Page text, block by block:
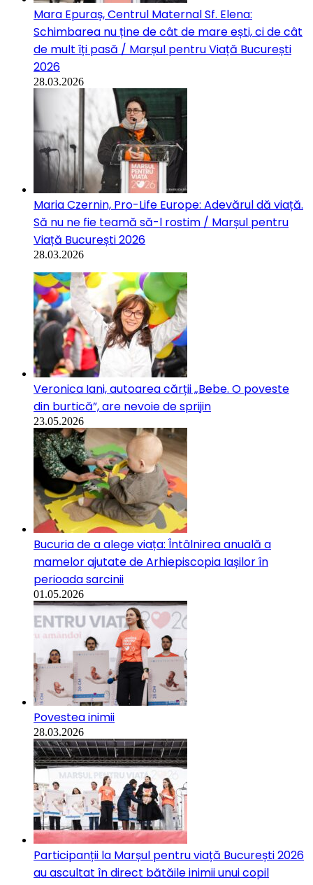
Mara Epuraș, Centrul Maternal Sf. Elena:
Schimbarea nu ține de cât de mare ești, ci de cât
de mult îți pasă / Marșul pentru Viață București
2026
28.03.2026
Maria Czernin, Pro-Life Europe: Adevărul dă viață.
Să nu ne fie teamă să-l rostim / Marșul pentru
Viață București 2026
28.03.2026
Veronica Iani, autoarea cărții „Bebe. O poveste
din burtică”, are nevoie de sprijin
23.05.2026
Bucuria de a alege viața: Întâlnirea anuală a
mamelor ajutate de Arhiepiscopia Iașilor în
perioada sarcinii
01.05.2026
Povestea inimii
28.03.2026
Participanții la Marșul pentru viață București 2026
au ascultat în direct bătăile inimii unui copil